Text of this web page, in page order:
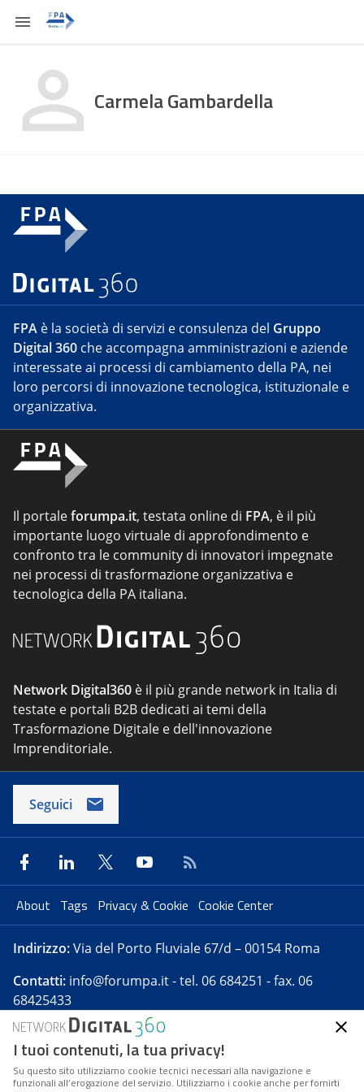
Carmela Gambardella
FPA è la società di servizi e consulenza del Gruppo
Digital 360 che accompagna amministrazioni e aziende
interessate ai processi di cambiamento della PA, nei
loro percorsi di innovazione tecnologica, istituzionale e
organizzativa.
Il portaleforumpa.it, testata online di FPA, è il più
importante luogo virtuale di approfondimento e
confronto tra le community di innovatori impegnate
nei processi di trasformazione organizzativa e
tecnologica della PA italiana.
Network Digital360 è il più grande network in Italia di
testate e portali B2B dedicati ai temi della
Trasformazione Digitale e dell'innovazione
Imprenditoriale.
Seguici
About Tags Privacy & Cookie Cookie Center
Indirizzo:Via del Porto Fluviale 67/d – 00154 Roma
Contatti: info@forumpa.it- tel. 06 684251 - fax. 06
68425433
Forumpa.itè una pubblicazione telematica iscritta
presso Registro della stampa del Tribunale di Roma -
Reg. n. 182 del 2 maggio 2008 - Direttore resp. Michela
I tuoi contenuti, la tua privacy!
Su questo sito utilizziamo cookie tecnici necessari alla navigazione e
funzionali all’erogazione del servizio. Utilizziamo i cookie anche per fornirti